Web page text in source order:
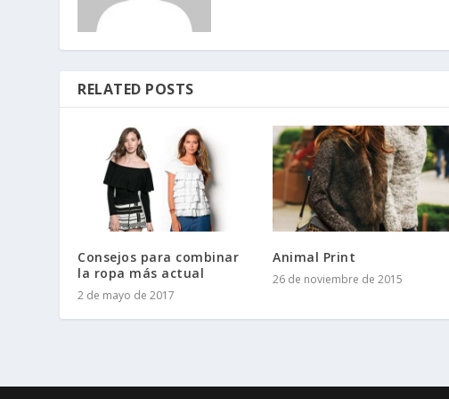
RELATED POSTS
Consejos para combinar
la ropa más actual
2 de mayo de 2017
Animal Print
26 de noviembre de 2015